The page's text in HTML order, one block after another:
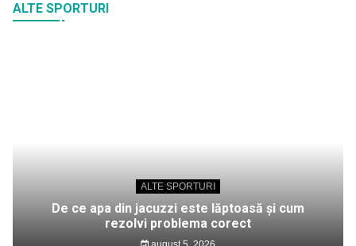
ALTE SPORTURI
ALTE SPORTURI
De ce apa din jacuzzi este lăptoasă și cum
rezolvi problema corect